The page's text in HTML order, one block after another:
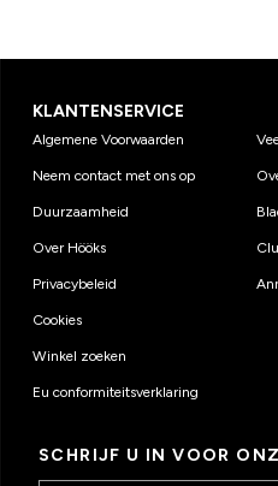
KLANTENSERVICE
Algemene Voorwaarden
Neem contact met ons op
Duurzaamheid
Over Hööks
Privacybeleid
Cookies
Winkel zoeken
Eu conformiteitsverklaring
SCHRIJF U IN VOOR